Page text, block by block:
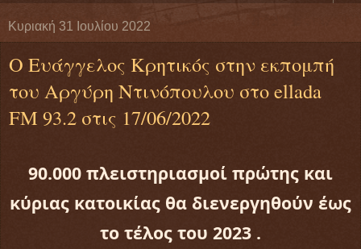
Κυριακή 31 Ιουλίου 2022
Ο Ευάγγελος Κρητικός στην εκπομπή
του Αργύρη Ντινόπουλου στο ellada
FM 93.2 στις 17/06/2022
90.000 πλειστηριασμοί πρώτης και
κύριας κατοικίας θα διενεργηθούν έως
το τέλος του 2023 .